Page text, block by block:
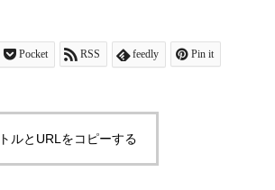
Pocket RSS feedly Pin it
ルとURLをコピーする